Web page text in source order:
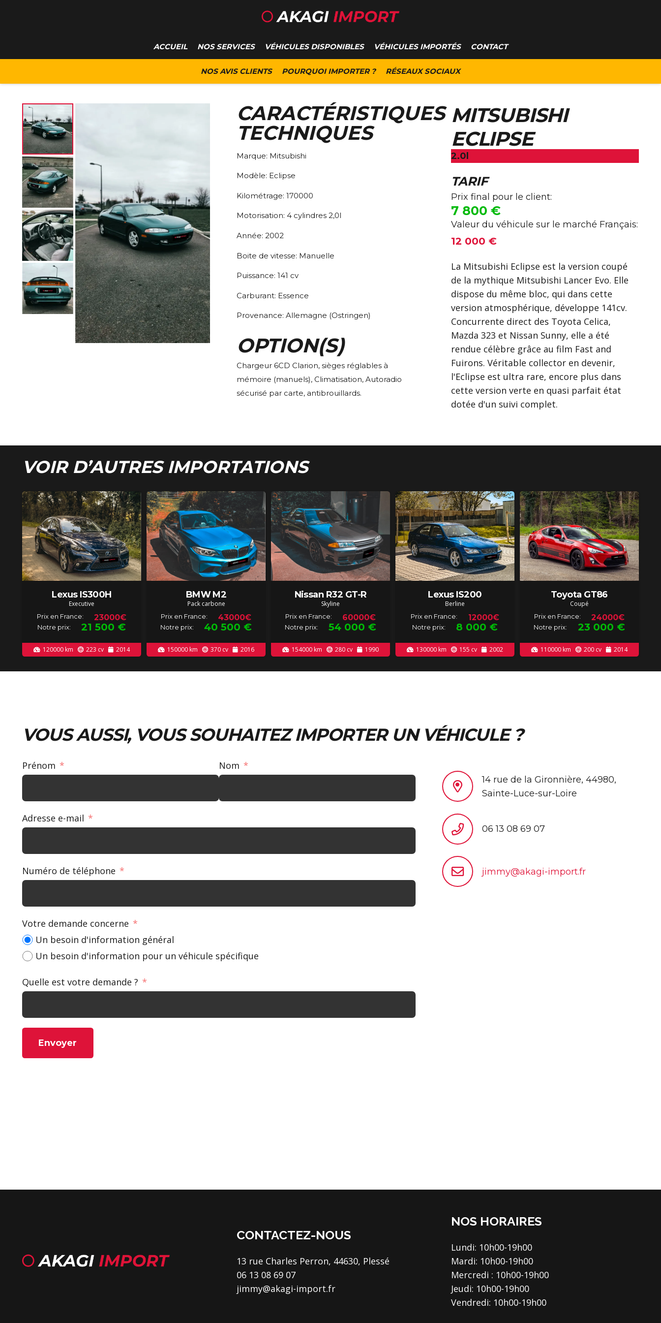
ACCUEIL NOS SERVICES VÉHICULES DISPONIBLES VÉHICULES IMPORTÉS CONTACT
NOS AVIS CLIENTS POURQUOI IMPORTER ? RÉSEAUX SOCIAUX
CARACTÉRISTIQUES
TECHNIQUES
Marque: Mitsubishi
Modèle: Eclipse
Kilométrage: 170000
Motorisation: 4 cylindres 2,0l
Année: 2002
Boite de vitesse: Manuelle
Puissance: 141 cv
Carburant: Essence
Provenance: Allemagne (Ostringen)
OPTION(S)
Chargeur 6CD Clarion, sièges réglables à
mémoire (manuels), Climatisation, Autoradio
sécurisé par carte, antibrouillards.
MITSUBISHI
ECLIPSE
2.0l
TARIF
Prix final pour le client:
7 800 €
Valeur du véhicule sur le marché Français:
12 000 €
La Mitsubishi Eclipse est la version coupé
de la mythique Mitsubishi Lancer Evo. Elle
dispose du même bloc, qui dans cette
version atmosphérique, développe 141cv.
Concurrente direct des Toyota Celica,
Mazda 323 et Nissan Sunny, elle a été
rendue célèbre grâce au film Fast and
Fuirons. Véritable collector en devenir,
l'Eclipse est ultra rare, encore plus dans
cette version verte en quasi parfait état
dotée d'un suivi complet.
VOIR D’AUTRES IMPORTATIONS
Lexus IS300H
Executive
Prix en France: 23000€
Notre prix: 21 500 €
120000 km 223 cv 2014
BMW M2
Pack carbone
Prix en France: 43000€
Notre prix: 40 500 €
150000 km 370cv 2016
Nissan R32 GT-R
Skyline
Prix en France: 60000€
Notre prix: 54 000 €
154000 km 280cv 1990
Lexus IS200
Berline
Prix en France: 12000€
Notre prix: 8 000 €
130000 km 155 cv 2002
Toyota GT86
Coupé
Prix en France: 24000€
Notre prix: 23 000 €
110000 km 200cv 2014
VOUS AUSSI, VOUS SOUHAITEZ IMPORTER UN VÉHICULE ?
Prénom Nom
Adresse e-mail
Numéro de téléphone
Votre demande concerne
Un besoin d'information général
Un besoin d'information pour un véhicule spécifique
Quelle est votre demande ?
Envoyer
14 rue de la Gironnière, 44980,
Sainte-Luce-sur-Loire
06 13 08 69 07
jimmy@akagi-import.fr
CONTACTEZ-NOUS
13 rue Charles Perron, 44630, Plessé
06 13 08 69 07
jimmy@akagi-import.fr
NOS HORAIRES
Lundi: 10h00-19h00
Mardi: 10h00-19h00
Mercredi : 10h00-19h00
Jeudi: 10h00-19h00
Vendredi: 10h00-19h00